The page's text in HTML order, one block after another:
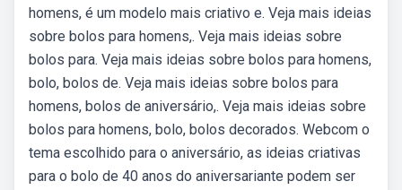
homens, é um modelo mais criativo e. Veja mais ideias
sobre bolos para homens,. Veja mais ideias sobre
bolos para. Veja mais ideias sobre bolos para homens,
bolo, bolos de. Veja mais ideias sobre bolos para
homens, bolos de aniversário,. Veja mais ideias sobre
bolos para homens, bolo, bolos decorados. Webcom o
tema escolhido para o aniversário, as ideias criativas
para o bolo de 40 anos do aniversariante podem ser